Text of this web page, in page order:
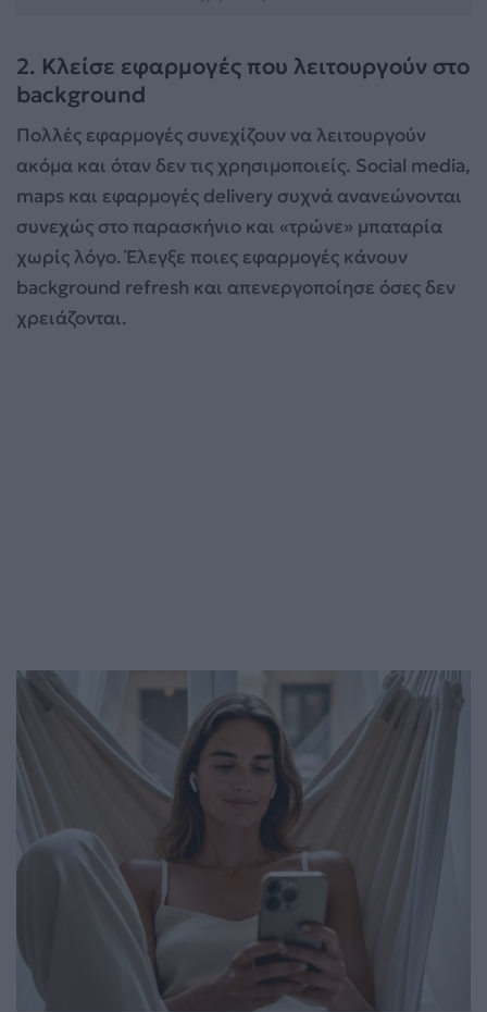
2. Κλείσε εφαρμογές που λειτουργούν στο
background
Πολλές εφαρμογές συνεχίζουν να λειτουργούν
ακόμα και όταν δεν τις χρησιμοποιείς. Social media,
maps και εφαρμογές delivery συχνά ανανεώνονται
συνεχώς στο παρασκήνιο και «τρώνε» μπαταρία
χωρίς λόγο. Έλεγξε ποιες εφαρμογές κάνουν
background refresh και απενεργοποίησε όσες δεν
χρειάζονται.